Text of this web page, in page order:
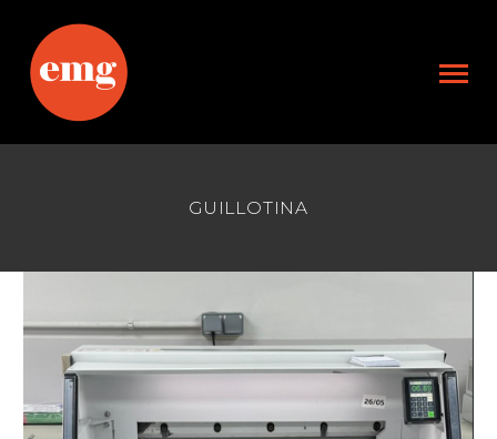
GUILLOTINA